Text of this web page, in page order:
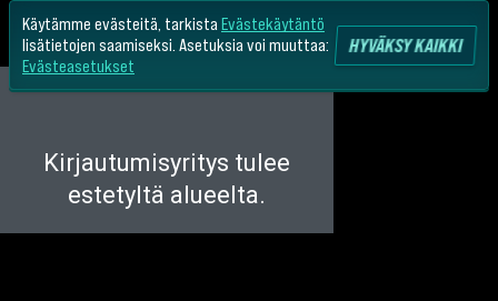
Käytämme evästeitä, tarkista Evästekäytäntö
lisätietojen saamiseksi. Asetuksia voi muuttaa:
Evästeasetukset
HYVÄKSY KAIKKI